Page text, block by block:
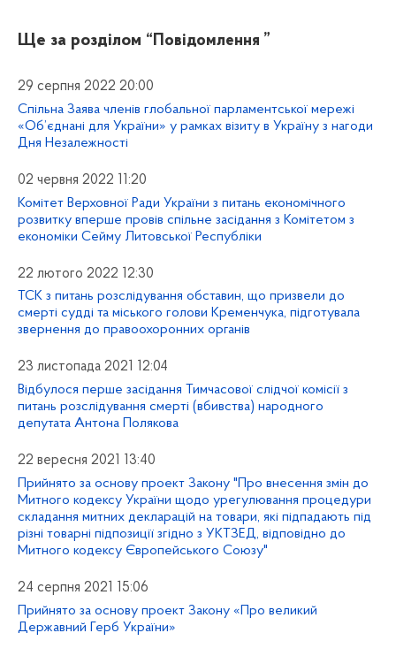
Ще за розділом “Повідомлення ”
29 серпня 2022 20:00
Спільна Заява членів глобальної парламентської мережі
«Об’єднані для України» у рамках візиту в Україну з нагоди
Дня Незалежності
02 червня 2022 11:20
Комітет Верховної Ради України з питань економічного
розвитку вперше провів спільне засідання з Комітетом з
економіки Сейму Литовської Республіки
22 лютого 2022 12:30
ТСК з питань розслідування обставин, що призвели до
смерті судді та міського голови Кременчука, підготувала
звернення до правоохоронних органів
23 листопада 2021 12:04
Відбулося перше засідання Тимчасової слідчої комісії з
питань розслідування смерті (вбивства) народного
депутата Антона Полякова
22 вересня 2021 13:40
Прийнято за основу проект Закону "Про внесення змін до
Митного кодексу України щодо урегулювання процедури
складання митних декларацій на товари, які підпадають під
різні товарні підпозиції згідно з УКТЗЕД, відповідно до
Митного кодексу Європейського Союзу"
24 серпня 2021 15:06
Прийнято за основу проект Закону «Про великий
Державний Герб України»